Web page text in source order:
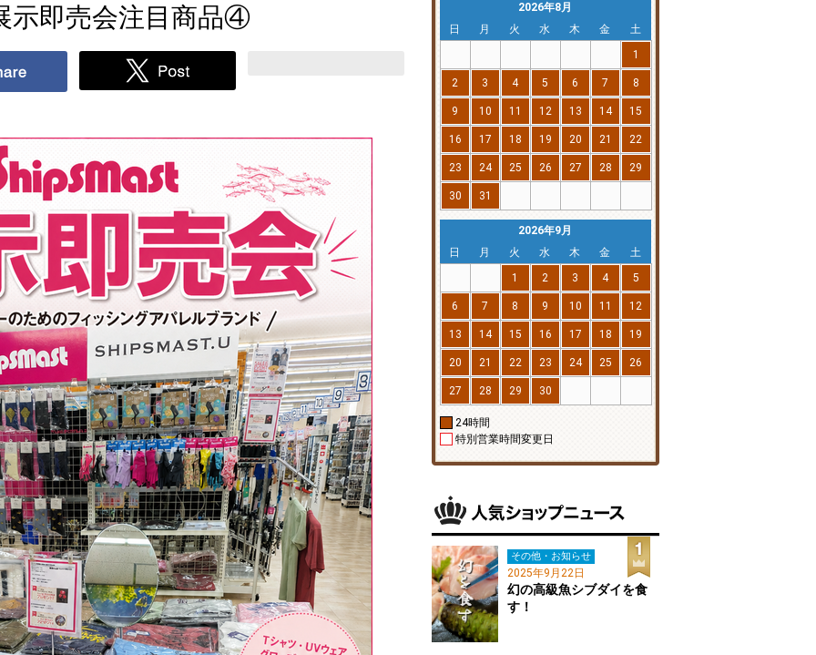
示即売会注目商品④
2026年8月
日
月 火 水 木 金
土
1
2 3 4 5 6 7 8
9 10 11 12 13 14 15
16 17 18 19 20 21 22
23 24 25 26 27 28 29
30 31
2026年9月
日
月 火 水 木 金
土
1
2 3 4 5
6 7 8 9 10 11 12
13 14 15 16 17 18 19
20 21 22 23 24 25 26
27 28 29 30
24時間
特別営業時間変更日
その他・お知らせ
2025年9月22日
幻の高級魚シブダイを食
す！